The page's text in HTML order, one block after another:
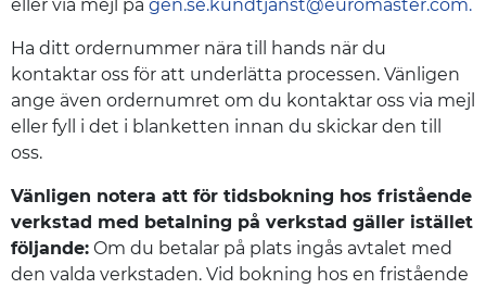
eller via mejl på gen.se.kundtjanst@euromaster.com.
Ha ditt ordernummer nära till hands när du
kontaktar oss för att underlätta processen. Vänligen
ange även ordernumret om du kontaktar oss via mejl
eller fyll i det i blanketten innan du skickar den till
oss.
Vänligen notera att för tidsbokning hos fristående
verkstad med betalning på verkstad gäller istället
följande: Om du betalar på plats ingås avtalet med
den valda verkstaden. Vid bokning hos en fristående